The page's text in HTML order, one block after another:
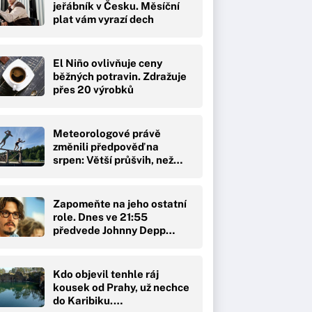
jeřábník v Česku. Měsíční
plat vám vyrazí dech
El Niño ovlivňuje ceny
běžných potravin. Zdražuje
přes 20 výrobků
Meteorologové právě
změnili předpověď na
srpen: Větší průšvih, než…
Zapomeňte na jeho ostatní
role. Dnes ve 21:55
předvede Johnny Depp…
Kdo objevil tenhle ráj
kousek od Prahy, už nechce
do Karibiku.…